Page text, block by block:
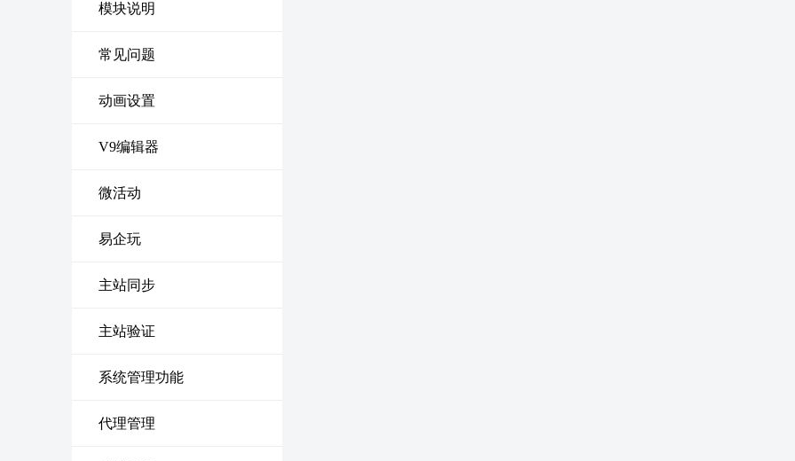
模块说明
常见问题
动画设置
V9编辑器
微活动
易企玩
主站同步
主站验证
系统管理功能
代理管理